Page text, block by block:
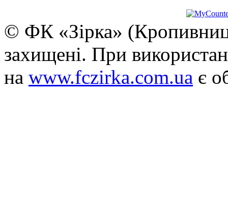
© ФК «Зірка»
захищені. При
на www.fczirka.com.ua є